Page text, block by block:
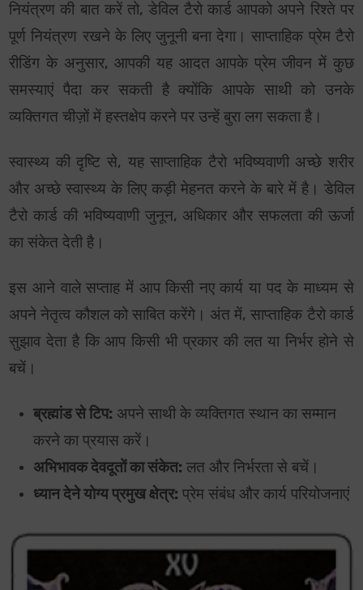
नियंत्रण की बात करें तो, डेविल टैरो कार्ड आपको अपने रिश्ते पर
पूर्ण नियंत्रण रखने के लिए जुनूनी बना देगा। साप्ताहिक प्रेम टैरो
रीडिंग के अनुसार, आपकी यह आदत आपके प्रेम जीवन में कुछ
समस्याएं पैदा कर सकती है क्योंकि आपके साथी को उनके
व्यक्तिगत चीज़ों में हस्तक्षेप करने पर उन्हें बुरा लग सकता है।
स्वास्थ्य की दृष्टि से, यह साप्ताहिक टैरो भविष्यवाणी अच्छे शरीर
और अच्छे स्वास्थ्य के लिए कड़ी मेहनत करने के बारे में है। डेविल
टैरो कार्ड की भविष्यवाणी जुनून, अधिकार और सफलता की ऊर्जा
का संकेत देती है।
इस आने वाले सप्ताह में आप किसी नए कार्य या पद के माध्यम से
अपने नेतृत्व कौशल को साबित करेंगे। अंत में, साप्ताहिक टैरो कार्ड
सुझाव देता है कि आप किसी भी प्रकार की लत या निर्भर होने से
बचें।
ब्रह्मांड से टिप: अपने साथी के व्यक्तिगत स्थान का सम्मान
करने का प्रयास करें।
अभिभावक देवदूतों का संकेत: लत और निर्भरता से बचें।
ध्यान देने योग्य प्रमुख क्षेत्र: प्रेम संबंध और कार्य परियोजनाएं